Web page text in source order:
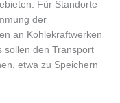
Für Standorte
der
an Kohlekraftwerken
sollen den Transport
etwa zu Speichern